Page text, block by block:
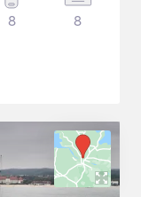
8 8